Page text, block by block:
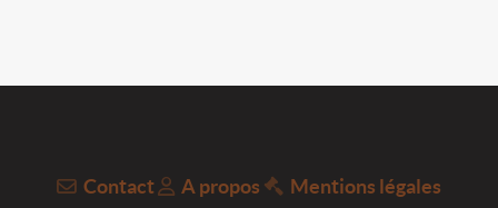
Contact A propos
Mentions légales